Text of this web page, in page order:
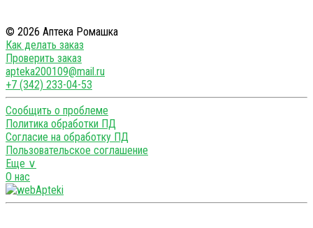
© 2026 Аптека Ромашка
Как делать заказ
Проверить заказ
apteka200109@mail.ru
+7 (342) 233-04-53
Сообщить о проблеме
Политика обработки ПД
Согласие на обработку ПД
Пользовательское соглашение
Еще ∨
О нас